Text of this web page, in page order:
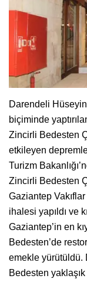
Darendeli Hüseyin
biçiminde
Zincirli Bedesten
etkileyen
Turizm
Zincirli Bedesten
Gaziantep
ihalesi yapıldı ve
Gaziantep’in en
Bedesten’de
emekle yürütüldü.
Bedesten yaklaşık